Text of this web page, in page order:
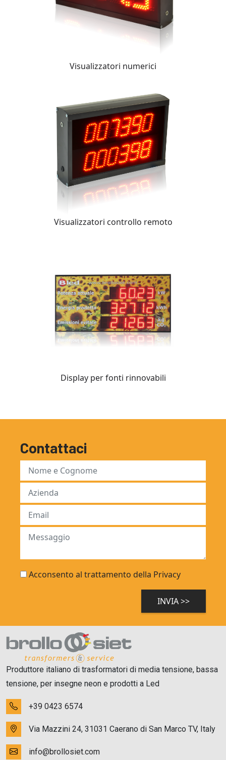
Visualizzatori numerici
Visualizzatori controllo remoto
Display per fonti rinnovabili
Produttore italiano di trasformatori di media tensione, bassa
tensione, per insegne neon e prodotti a Led
+39 0423 6574
Via Mazzini 24, 31031 Caerano di San Marco TV, Italy
info@brollosiet.com
Contattaci
Acconsento al trattamento della Privacy